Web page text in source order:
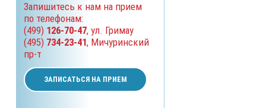
Запишитесь к нам на прием
по телефонам:
(499) 126-70-47, ул. Гримау
(495) 734-23-41, Мичуринский
пр-т
ЗАПИСАТЬСЯ НА ПРИЕМ